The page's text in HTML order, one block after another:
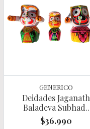
GENERICO
Deidades Jaganath
Baladeva Subhad..
$36.990